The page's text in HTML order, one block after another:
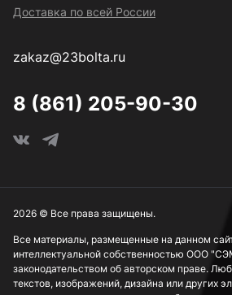
Доставка по всей России
zakaz@23bolta.ru
8 (861) 205-90-30
Все материалы, размещенные на данном
интеллектуальной собственностью ООО
законодательством об авторском праве.
текстов, изображений, дизайна или других
2026 © Все права защищены.